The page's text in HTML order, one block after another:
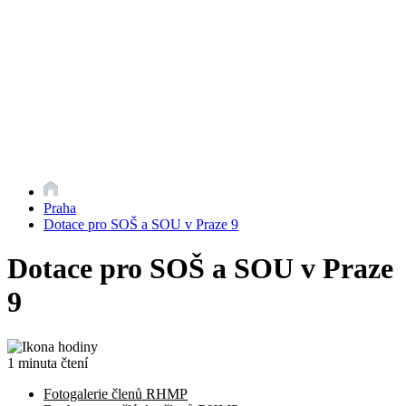
Praha
Dotace pro SOŠ a SOU v Praze 9
Dotace pro SOŠ a SOU v Praze
9
1 minuta čtení
Fotogalerie členů RHMP